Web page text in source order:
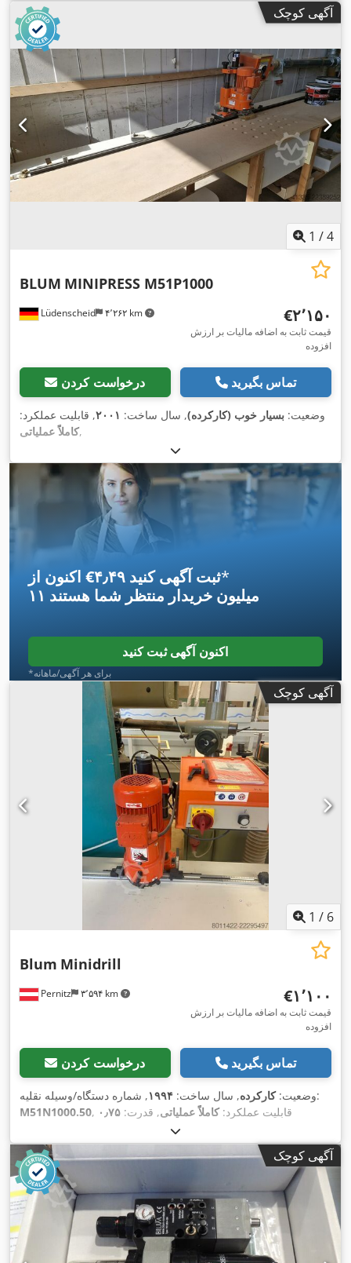
آگهی کوچک
1 /4
Lüdenscheid ۴٬۲۶۲ km
BLUM MINIPRESS M51P1000
‎€۲٬۱۵۰
قیمت ثابت به اضافه مالیات بر ارزش
افزوده
درخواست کردن تماس بگیرید
وضعیت: بسیار خوب (کارکرده), سال ساخت: ۲۰۰۱, قابلیت عملکرد:
کاملاً عملیاتی,
اکنون از ‎€۴٫۴۹ ثبت آگهی کنید*
۱۱ میلیون خریدار منتظر شما هستند
اکنون آگهی ثبت کنید
*برای هر آگهی/ماهانه
آگهی کوچک
1 / 6
Pernitz ۳٬۵۹۴ km
Blum Minidrill
‎€۱٬۱۰۰
قیمت ثابت به اضافه مالیات بر ارزش
افزوده
درخواست کردن تماس بگیرید
وضعیت:کارکرده, سال ساخت: ۱۹۹۴
, شماره دستگاه/وسیله نقلیه:
M51N1000.50
, قابلیت عملکرد:کاملاً عملیاتی, قدرت: ۰٫۷۵
کیلووات (۱٫۰۲ اسب بخار)
هرتز,
آگهی کوچک